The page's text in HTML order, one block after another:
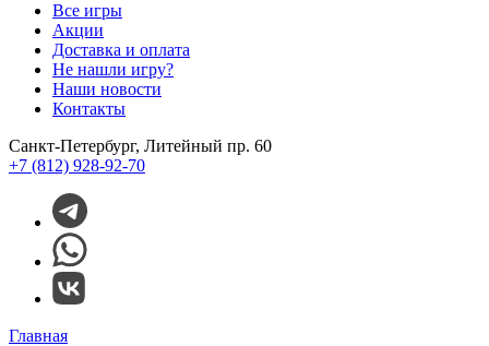
Все игры
Акции
Доставка и оплата
Не нашли игру?
Наши новости
Контакты
Санкт-Петербург, Литейный пр. 60
+7 (812) 928-92-70
Главная